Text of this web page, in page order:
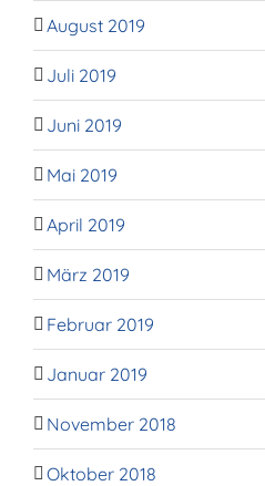
August 2019
Juli 2019
Juni 2019
Mai 2019
April 2019
März 2019
Februar 2019
Januar 2019
November 2018
Oktober 2018